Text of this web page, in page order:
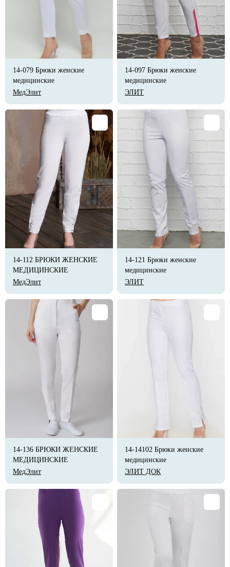
14-079 Брюки женские
медицинские
МедЭлит
14-097 Брюки женские
медицинские
ЭЛИТ
14-112 БРЮКИ ЖЕНСКИЕ
МЕДИЦИНСКИЕ
МедЭлит
14-121 Брюки женские
медицинские
ЭЛИТ
14-136 БРЮКИ ЖЕНСКИЕ
МЕДИЦИНСКИЕ
МедЭлит
14-14102 Брюки женские
медицинские
ЭЛИТ ДОК